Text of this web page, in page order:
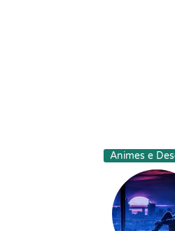
Animes e